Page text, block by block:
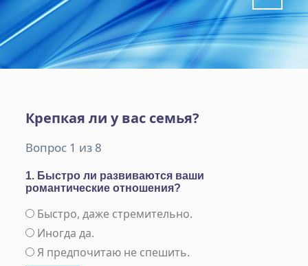
Крепкая ли у вас семья?
Вопрос 1 из 8
1. Быстро ли развиваются ваши
романтические отношения?
Быстро, даже стремительно.
Иногда да.
Я предпочитаю не спешить.